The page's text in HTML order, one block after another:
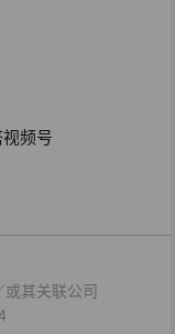
频号
其关联公司